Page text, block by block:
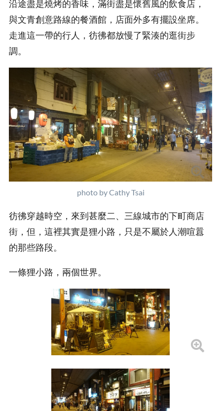
沿途盡是燒烤的香味，滿街盡是懷舊風的飲食店，
與文青創意路線的餐酒館，店面外多有擺設坐席。
走進這一帶的行人，彷彿都放慢了緊湊的逛街步
調。
photo by Cathy Tsai
彷彿穿越時空，來到甚麼二、三線城市的下町商店
街，但，這裡其實是狸小路，只是不屬於人潮喧囂
的那些路段。
一條狸小路，兩個世界。